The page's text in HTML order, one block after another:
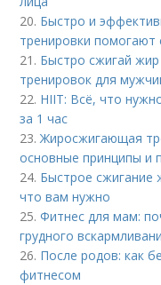
20. Быстро и
тренировки помогают
21. Быстро сжигай
тренировок для
22. HIIT: Всё, что
за 1 час
23.Жиросжигающая
основные принципы и
24. Быстрое сжигание
что вам нужно
25.Фитнес для мам:
грудного
26. После родов: как
фитнесом